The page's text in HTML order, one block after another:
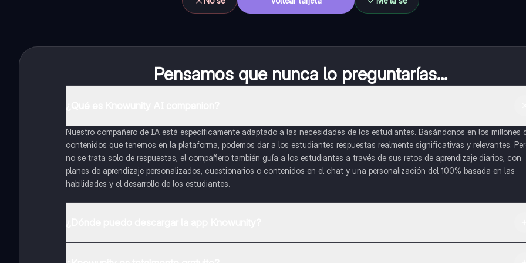
Pensamos que nunca lo preguntarías...
Nuestro compañero de IA está específicamente adaptado a las necesidades de los estudiantes. Basándonos en los millones
contenidos que tenemos en la plataforma, podemos dar a los estudiantes respuestas realmente significativas y relevantes.
no se trata solo de respuestas, el compañero también guía a los estudiantes a través de sus retos de aprendizaje diarios, con
planes de aprendizaje personalizados, cuestionarios o contenidos en el chat y una personalización del 100% basada en las
habilidades y el desarrollo de los estudiantes.